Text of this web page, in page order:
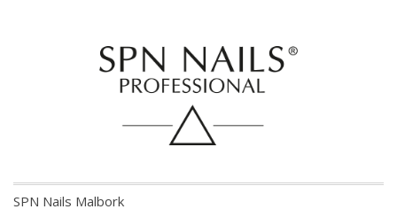
SPN Nails Malbork